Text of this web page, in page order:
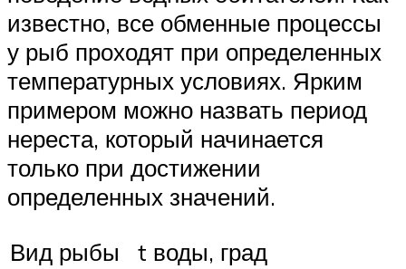
известно, все обменные процессы
у рыб проходят при определенных
температурных условиях. Ярким
примером можно назвать период
нереста, который начинается
только при достижении
определенных значений.
Вид рыбы
t воды, град